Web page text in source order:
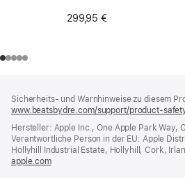
299,95 €
Sicherheits- und Warnhinweise zu diesem
www.beatsbydre.com/support/product-
Hersteller: Apple Inc., One Apple Park Way,
Verantwortliche Person in der EU: Apple
Hollyhill Industrial Estate, Hollyhill, Cork,
apple.com(öffnet